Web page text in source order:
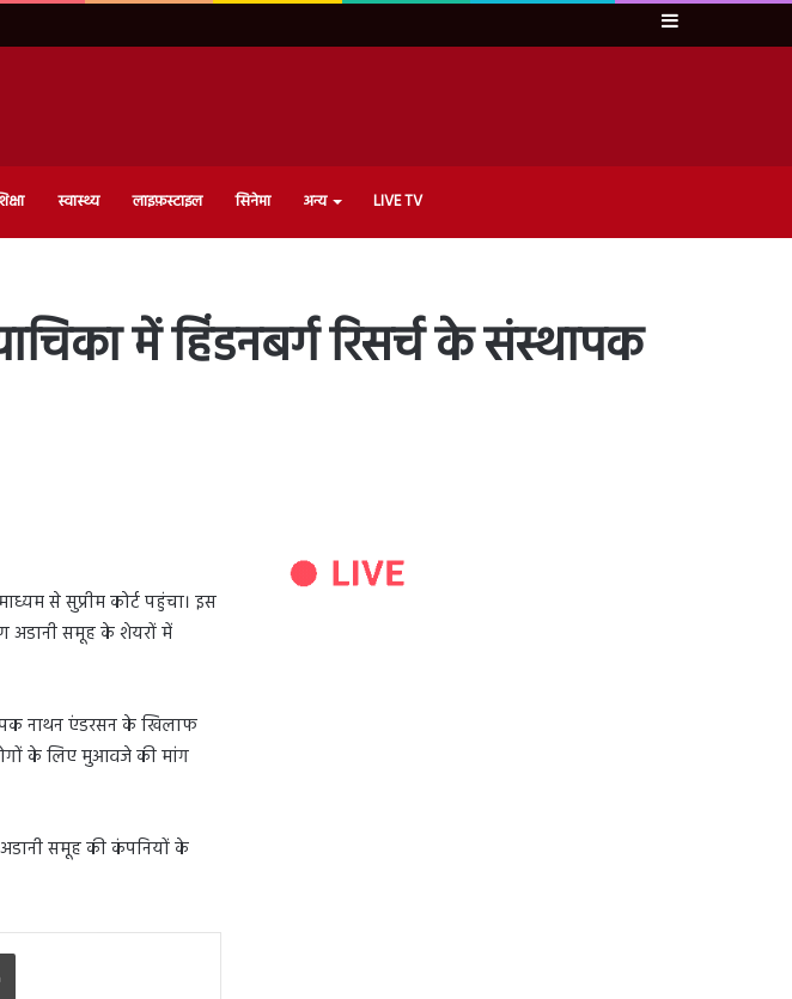
Sidebar
स्वास्थ्य लाइफ़स्टाइल सिनेमा अन्य LIVE TV
में हिंडनबर्ग रिसर्च के संस्थापक
से सुप्रीम कोर्ट पहुंचा। इस
अडानी समूह के शेयरों में
नाथन एंडरसन के खिलाफ
के लिए मुआवजे की मांग
अडानी समूह की कंपनियों के
Print